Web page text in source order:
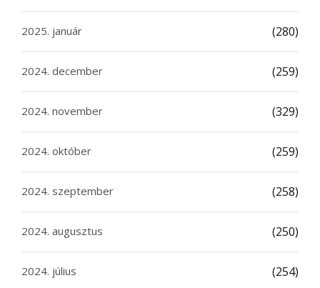
2025. január (280)
2024. december (259)
2024. november (329)
2024. október (259)
2024. szeptember (258)
2024. augusztus (250)
2024. július (254)